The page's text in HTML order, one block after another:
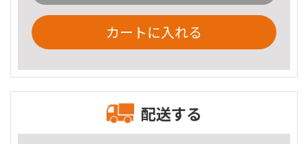
カートに入れる
配送する